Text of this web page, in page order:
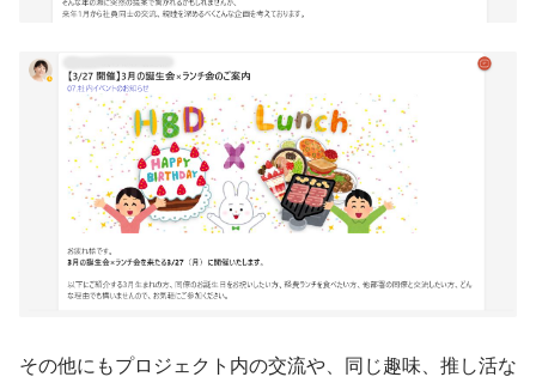
その他にもプロジェクト内の交流や、同じ趣味、推し活な